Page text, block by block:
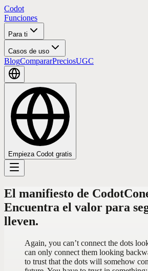
Codot
Funciones
Para ti
Casos de uso
BlogCompararPreciosUGC
Empieza Codot gratis
El manifiesto de Codot
Encuentra el valor para
lleven.
Again, you can’t connect the dots
can only connect them looking
to trust that the dots will somehow